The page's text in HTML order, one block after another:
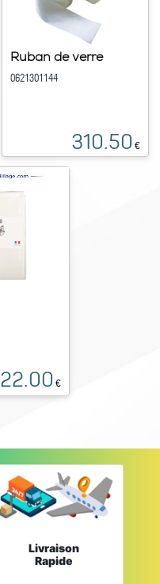
Ruban de verre
0621301144
310.50 €
22.00 €
Livraison
Rapide